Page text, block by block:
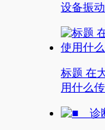
设备振
标题 在
用什么